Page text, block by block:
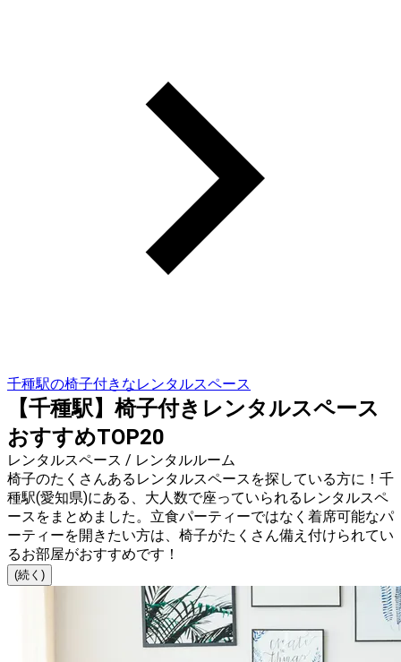
千種駅の椅子付きなレンタルスペース
【千種駅】椅子付きレンタルスペース
おすすめTOP20
レンタルスペース / レンタルルーム
椅子のたくさんあるレンタルスペースを探している方に！千
種駅(愛知県)にある、大人数で座っていられるレンタルスペ
ースをまとめました。立食パーティーではなく着席可能なパ
ーティーを開きたい方は、椅子がたくさん備え付けられてい
るお部屋がおすすめです！
(続く)